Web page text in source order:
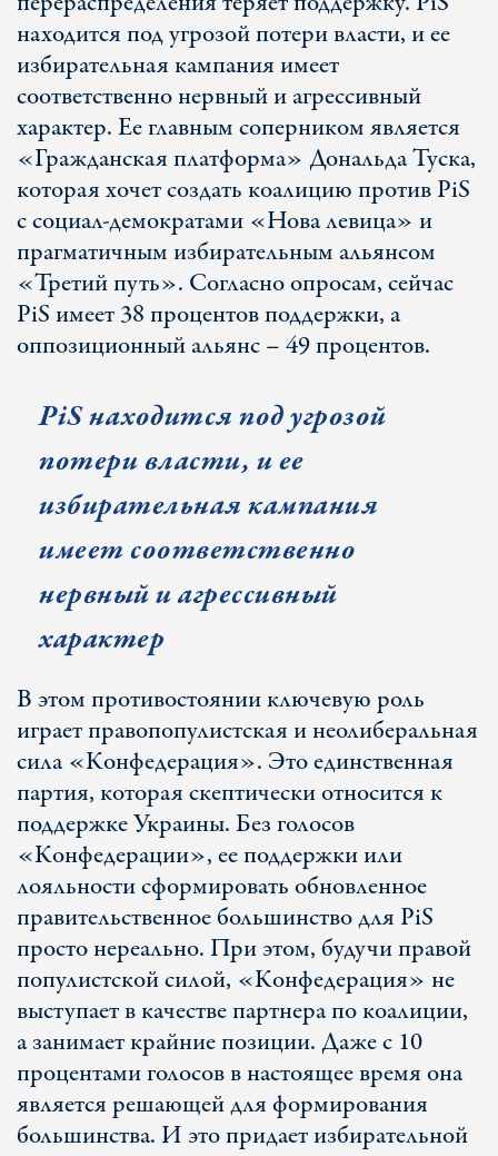
находится под угрозой потери власти, и ее
избирательная кампания имеет
соответственно нервный и агрессивный
характер. Ее главным соперником является
«Гражданская платформа» Дональда Туска,
которая хочет создать коалицию против PiS
с социал-демократами «Нова левица» и
прагматичным избирательным альянсом
«Третий путь». Согласно опросам, сейчас
PiS имеет 38 процентов поддержки, а
оппозиционный альянс – 49 процентов.
PiSнаходится под угрозой
потери власти, иее
избирательная кампания
имеет соответственно
нервный и агрессивный
характер
В этом противостоянии ключевую роль
играет правопопулистская и неолиберальная
сила «Конфедерация». Это единственная
партия, которая скептически относится к
поддержке Украины. Без голосов
«Конфедерации», ее поддержки или
лояльности сформировать обновленное
правительственное большинство для PiS
просто нереально. При этом, будучи правой
популистской силой, «Конфедерация» не
выступает в качестве партнера по коалиции,
а занимает крайние позиции. Даже с 10
процентами голосов в настоящее время она
является решающей для формирования
большинства. И это придает избирательной